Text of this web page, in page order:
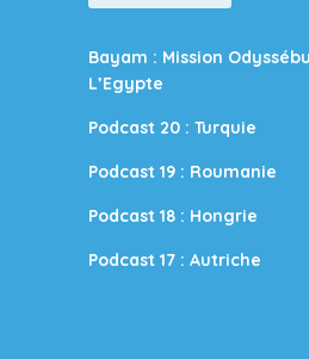
Bayam : Mission
L’Egypte
Podcast 20 : Turquie
Podcast 19 : Roumanie
Podcast 18 : Hongrie
Podcast 17 : Autriche